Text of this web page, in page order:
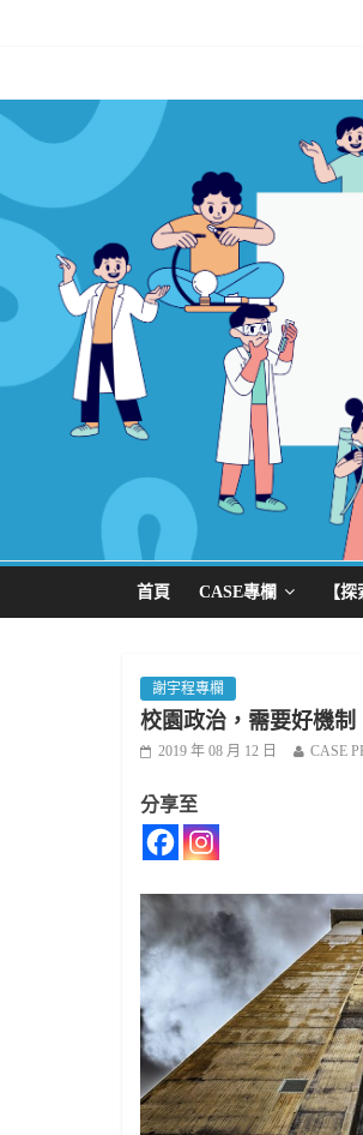
首頁 CASE專欄 【
謝宇程專欄
校園政治，需要好機
2019 年 08 月 12 日 CASE
分享至